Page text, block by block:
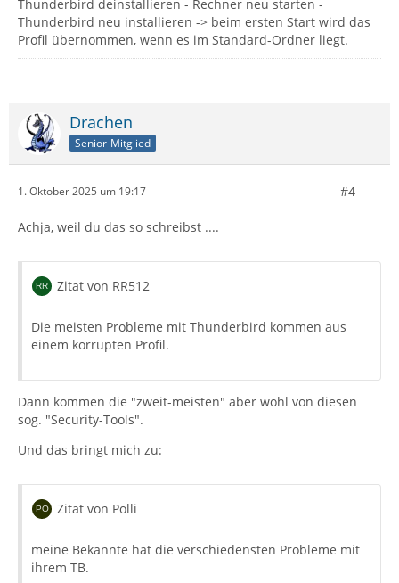
Thunderbird deinstallieren - Rechner neu starten -
Thunderbird neu installieren -> beim ersten Start wird das
Profil übernommen, wenn es im Standard-Ordner liegt.
Drachen
Senior-Mitglied
1. Oktober 2025 um 19:17 #4
Achja, weil du das so schreibst ....
Zitat von RR512
Die meisten Probleme mit Thunderbird kommen aus
einem korrupten Profil.
Dann kommen die "zweit-meisten" aber wohl von diesen
sog. "Security-Tools".
Und das bringt mich zu:
Zitat von Polli
meine Bekannte hat die verschiedensten Probleme mit
ihrem TB.